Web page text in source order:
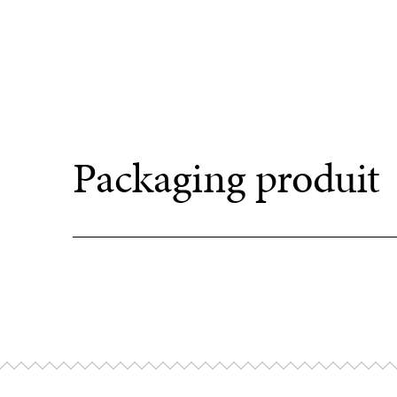
Packaging produit